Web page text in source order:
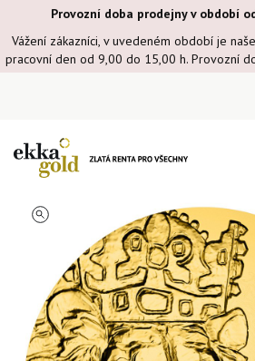
Provozní doba prodejny v období
Vážení zákazníci, v uvedeném období je
pracovní den od 9,00 do 15,00 h. Provozní